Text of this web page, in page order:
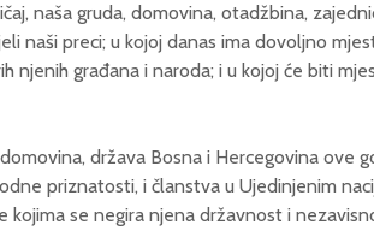
naša gruda, domovina, otadžbina,
naši preci; u kojoj danas ima dovoljno
njenih građana i naroda; i u kojoj će biti
država Bosna i Hercegovina ove
priznatosti, i članstva u Ujedinjenim
kojima se negira njena državnost i